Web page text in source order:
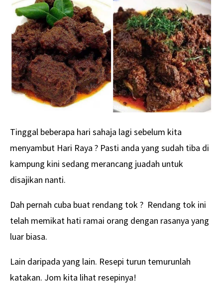
Tinggal beberapa hari sahaja lagi sebelum kita
menyambut Hari Raya ? Pasti anda yang sudah tiba di
kampung kini sedang merancang juadah untuk
disajikan nanti.
Dah pernah cuba buat rendang tok ? Rendang tok ini
telah memikat hati ramai orang dengan rasanya yang
luar biasa.
Lain daripada yang lain. Resepi turun temurunlah
katakan. Jom kita lihat resepinya!